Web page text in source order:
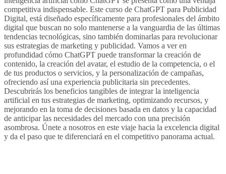
competitiva indispensable. Este curso de ChatGPT para Publicidad
Digital, está diseñado específicamente para profesionales del ámbito
digital que buscan no solo mantenerse a la vanguardia de las últimas
tendencias tecnológicas, sino también dominarlas para revolucionar
sus estrategias de marketing y publicidad. Vamos a ver en
profundidad cómo ChatGPT puede transformar la creación de
contenido, la creación del avatar, el estudio de la competencia, o el
de tus productos o servicios, y la personalización de campañas,
ofreciendo así una experiencia publicitaria sin precedentes.
Descubrirás los beneficios tangibles de integrar la inteligencia
artificial en tus estrategias de marketing, optimizando recursos, y
mejorando en la toma de decisiones basada en datos y la capacidad
de anticipar las necesidades del mercado con una precisión
asombrosa. Únete a nosotros en este viaje hacia la excelencia digital
y da el paso que te diferenciará en el competitivo panorama actual.